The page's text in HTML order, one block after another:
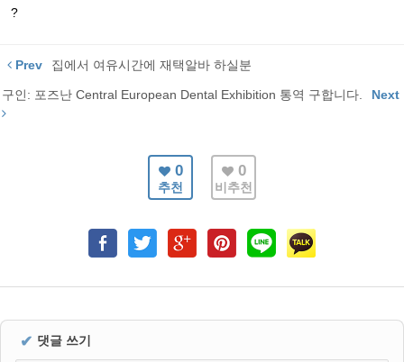
?
Prev 집에서 여유시간에 재택알바 하실분
구인: 포즈난 Central European Dental Exhibition 통역 구합니다. Next
0
추천
0
비추천
✔ 댓글 쓰기